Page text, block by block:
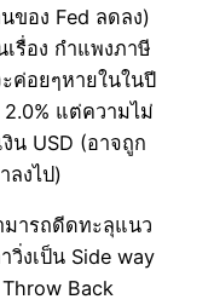
ของ Fed ลดลง)
เรื่อง กำแพงภาษี
ค่อยๆหายในในปี
แต่ความไม่
น USD (อาจถูก
ลงไป)
มารถดีดทะลุแนว
งเป็น Side way
Back